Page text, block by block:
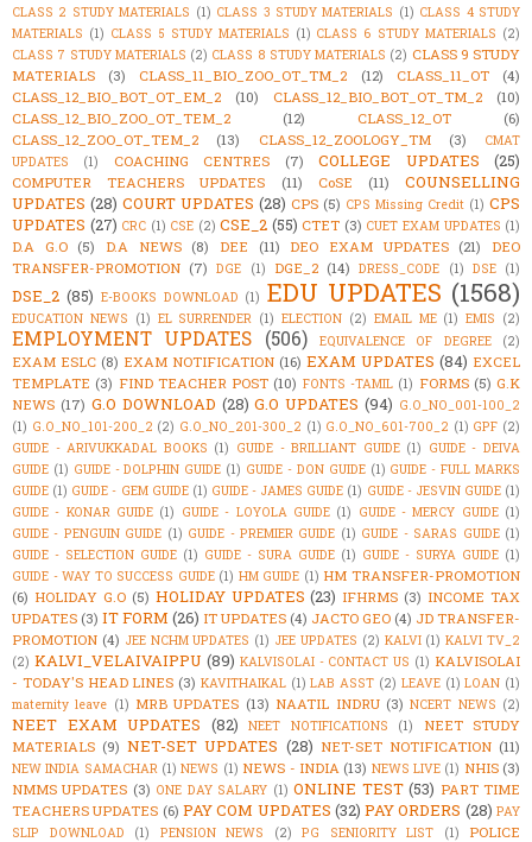
CLASS 2 STUDY MATERIALS (1) CLASS 3 STUDY MATERIALS (1) CLASS 4 STUDY
MATERIALS (1) CLASS 5 STUDY MATERIALS (1) CLASS 6 STUDY MATERIALS (2)
CLASS 7 STUDY MATERIALS (2) CLASS 8 STUDY MATERIALS (2) CLASS 9 STUDY
MATERIALS
(3) CLASS_11_BIO_ZOO_OT_TM_2 (12) CLASS_11_OT
(4)
CLASS_12_BIO_BOT_OT_EM_2
(10) CLASS_12_BIO_BOT_OT_TM_2
(10)
CLASS_12_BIO_ZOO_OT_TEM_2
(12) CLASS_12_OT
(6)
CLASS_12_ZOO_OT_TEM_2
(13) CLASS_12_ZOOLOGY_TM (3)
CMAT
UPDATES
(1) COACHING CENTRES (7) COLLEGE UPDATES (25)
COMPUTER TEACHERS UPDATES (11) CoSE (11)
COUNSELLING
UPDATES (28) COURT UPDATES (28) CPS (5) CPS Missing Credit (1) CPS
UPDATES (27) CRC (1) CSE (2) CSE_2 (55) CTET (3) CUET EXAM UPDATES (1)
D.A G.O (5) D.A NEWS (8) DEE (11) DEO EXAM UPDATES (21)
DEO
TRANSFER-PROMOTION (7) DGE (1) DGE_2 (14) DRESS_CODE (1) DSE (1)
DSE_2 (85) E-BOOKS DOWNLOAD (1) EDU UPDATES (1568)
EDUCATION NEWS (1) EL SURRENDER (1) ELECTION (2) EMAIL ME (1) EMIS (2)
EMPLOYMENT UPDATES (506) EQUIVALENCE OF DEGREE (2)
EXAM ESLC (8) EXAM NOTIFICATION (16) EXAM UPDATES (84) EXCEL
TEMPLATE (3) FIND TEACHER POST (10) FONTS -TAMIL (1) FORMS (5) G.K
NEWS (17) G.O DOWNLOAD (28) G.O UPDATES (94) G.O_NO_001-100_2
(1) G.O_NO_101-200_2 (2) G.O_NO_201-300_2 (1) G.O_NO_601-700_2 (1) GPF (2)
GUIDE - ARIVUKKADAL BOOKS (1) GUIDE - BRILLIANT GUIDE (1) GUIDE - DEIVA
GUIDE (1) GUIDE - DOLPHIN GUIDE (1) GUIDE - DON GUIDE (1) GUIDE - FULL MARKS
GUIDE (1) GUIDE - GEM GUIDE (1) GUIDE - JAMES GUIDE (1) GUIDE - JESVIN GUIDE (1)
GUIDE - KONAR GUIDE (1) GUIDE - LOYOLA GUIDE (1) GUIDE - MERCY GUIDE (1)
GUIDE - PENGUIN GUIDE (1) GUIDE - PREMIER GUIDE (1) GUIDE - SARAS GUIDE (1)
GUIDE - SELECTION GUIDE (1) GUIDE - SURA GUIDE (1) GUIDE - SURYA GUIDE (1)
GUIDE - WAY TO SUCCESS GUIDE (1) HM GUIDE (1) HM TRANSFER-PROMOTION
(6) HOLIDAY G.O (5) HOLIDAY UPDATES (23) IFHRMS (3) INCOME TAX
UPDATES (3) IT FORM (26) IT UPDATES (4) JACTO GEO (4) JD TRANSFER-
PROMOTION (4) JEE NCHM UPDATES (1) JEE UPDATES (2) KALVI (1) KALVI TV_2
(2) KALVI_VELAIVAIPPU (89) KALVISOLAI - CONTACT US (1) KALVISOLAI
- TODAY'S HEAD LINES (3) KAVITHAIKAL (1) LAB ASST (2) LEAVE (1) LOAN (1)
maternity leave (1) MRB UPDATES (13) NAATIL INDRU (3) NCERT NEWS (2)
NEET EXAM UPDATES (82) NEET NOTIFICATIONS (1)
NEET STUDY
MATERIALS (9) NET-SET UPDATES (28) NET-SET NOTIFICATION (11)
NEW INDIA SAMACHAR (1) NEWS (1) NEWS - INDIA (13) NEWS LIVE (1) NHIS (3)
NMMS UPDATES (3) ONE DAY SALARY (1) ONLINE TEST (53) PART TIME
TEACHERS UPDATES (6) PAY COM UPDATES (32) PAY ORDERS (28) PAY
SLIP DOWNLOAD
(1) PENSION NEWS (2) PG SENIORITY LIST (1)
POLICE